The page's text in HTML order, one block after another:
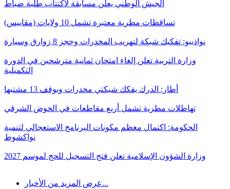
الجيش الوطني يعلن مسابقة لاكتتاب طلبة ضباط
تساقطات مطرية معتبرة تشمل 10 ولايات (مقاييس)
نواذيبو: تفكيك شبكة لتهريب المخدرات وحجز 8 زوارق وسيارة
وزارة التربية تعلن إلغاء امتحان ثمانية مترشحين في الدورة
التكميلية
أطار: الدرك يفكك شبكتي مخدرات ويوقف 13 مشتبها
تهاطلات مطرية تشمل أربع مقاطعات في الحوض الشرقي
الحكومة: اكتمال معظم مكونات البرنامج الاستعجالي لتنمية
نواكشوط
وزارة الشؤون الإسلامية تعلن فتح التسجيل للحج لموسم 2027
عرض المزيد من الأخبار...